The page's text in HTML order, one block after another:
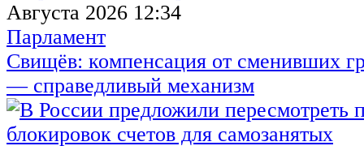
Августа 2026 12:34
Парламент
Свищёв: компенсация от сменивших
— справедливый механизм